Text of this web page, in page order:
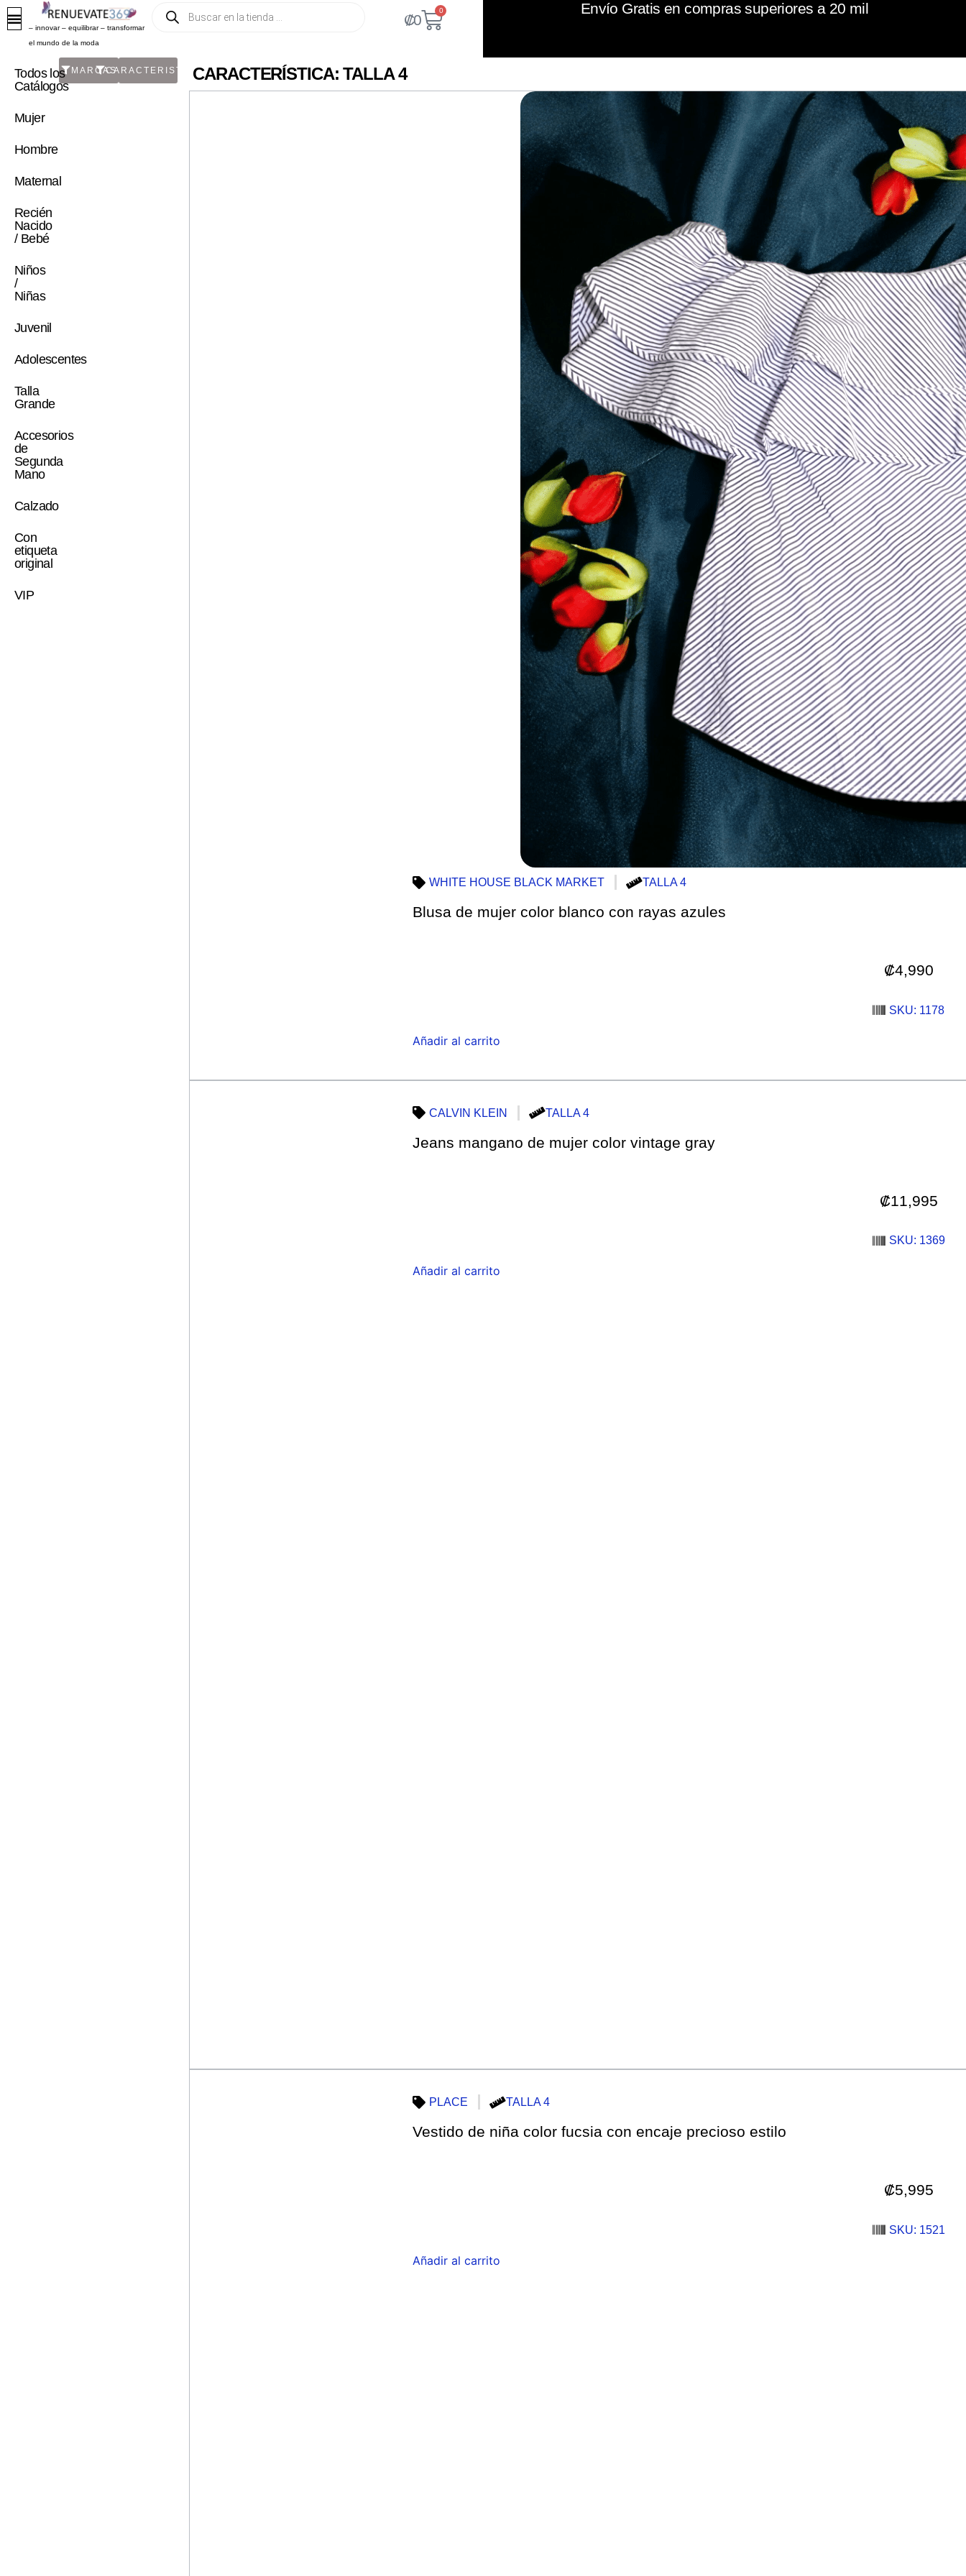
– innovar – equilibrar – transformar
el mundo de la moda
₡0
0 Envío Gratis en compras superiores a 20 mil
Todos los
Catálogos
Mujer
Hombre
Maternal
Recién
Nacido
/ Bebé
Niños
/
Niñas
Juvenil
Adolescentes
Talla
Grande
Accesorios
de
Segunda
Mano
Calzado
Con
etiqueta
original
VIP
MARCASCARACTERISTICACARACTERÍSTICA: TALLA 4
WHITE HOUSE BLACK MARKET TALLA 4
Blusa de mujer color blanco con rayas azules
₡4,990
SKU: 1178
Añadir al carrito
CALVIN KLEIN TALLA 4
Jeans mangano de mujer color vintage gray
₡11,995
SKU: 1369
Añadir al carrito
PLACE TALLA 4
Vestido de niña color fucsia con encaje precioso estilo
₡5,995
SKU: 1521
Añadir al carrito